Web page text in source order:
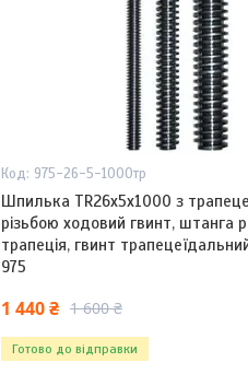
975-26-5-1000тр
Шпилька TR26x5х1000 з
різьбою ходовий гвинт, штанга
трапеція, гвинт
975
1 440 ₴ 1 600 ₴
Готово до відправки